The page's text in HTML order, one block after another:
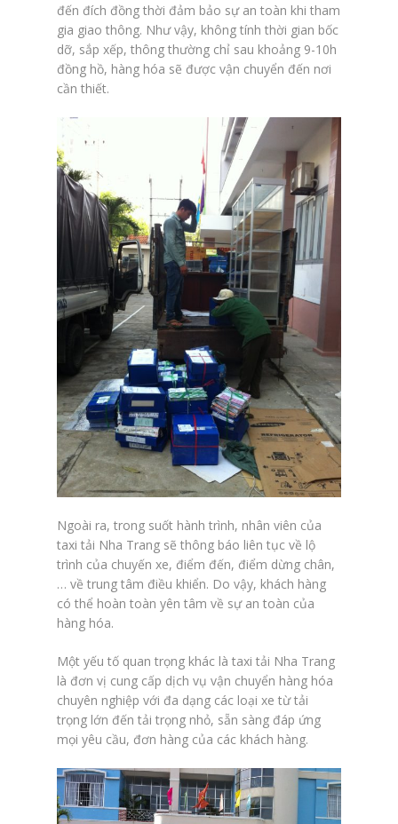
đến đích đồng thời đảm bảo sự an toàn khi tham
gia giao thông. Như vậy, không tính thời gian bốc
dỡ, sắp xếp, thông thường chỉ sau khoảng 9-10h
đồng hồ, hàng hóa sẽ được vận chuyển đến nơi
cần thiết.
Ngoài ra, trong suốt hành trình, nhân viên của
taxi tải Nha Trang sẽ thông báo liên tục về lộ
trình của chuyến xe, điểm đến, điểm dừng chân,
… về trung tâm điều khiển. Do vậy, khách hàng
có thể hoàn toàn yên tâm về sự an toàn của
hàng hóa.
Một yếu tố quan trọng khác là taxi tải Nha Trang
là đơn vị cung cấp dịch vụ vận chuyển hàng hóa
chuyên nghiệp với đa dạng các loại xe từ tải
trọng lớn đến tải trọng nhỏ, sẵn sàng đáp ứng
mọi yêu cầu, đơn hàng của các khách hàng.